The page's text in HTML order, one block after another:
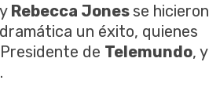
y Rebecca Jonesse hicieron
un éxito, quienes
de Telemundo, y
.